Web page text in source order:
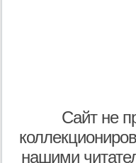
Сайт не
нашими